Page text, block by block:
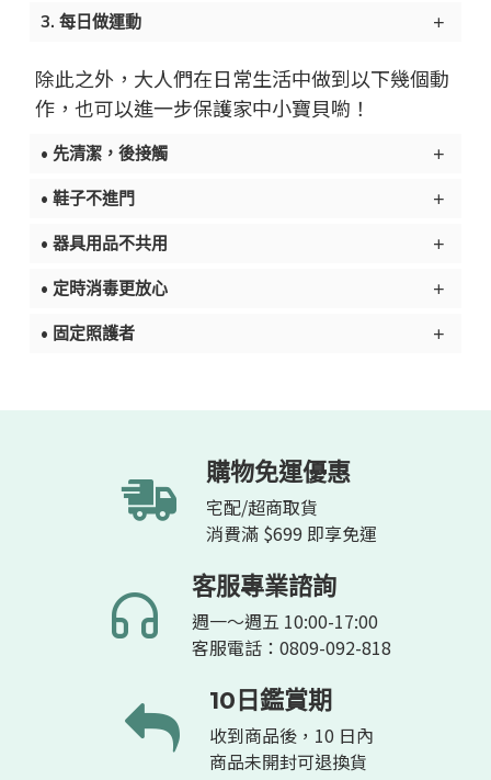
3. 每日做運動
除此之外，大人們在日常生活中做到以下幾個動
作，也可以進一步保護家中小寶貝喲！
• 先清潔，後接觸
• 鞋子不進門
• 器具用品不共用
• 定時消毒更放心
• 固定照護者
購物免運優惠
宅配/超商取貨
消費滿 $699 即享免運
客服專業諮詢
週一～週五 10:00-17:00
客服電話：0809-092-818
10日鑑賞期
收到商品後，10 日內
商品未開封可退換貨